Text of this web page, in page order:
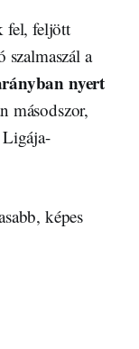
fel, feljött
szalmaszál a
nyert
másodszor,
Ligája-
képes